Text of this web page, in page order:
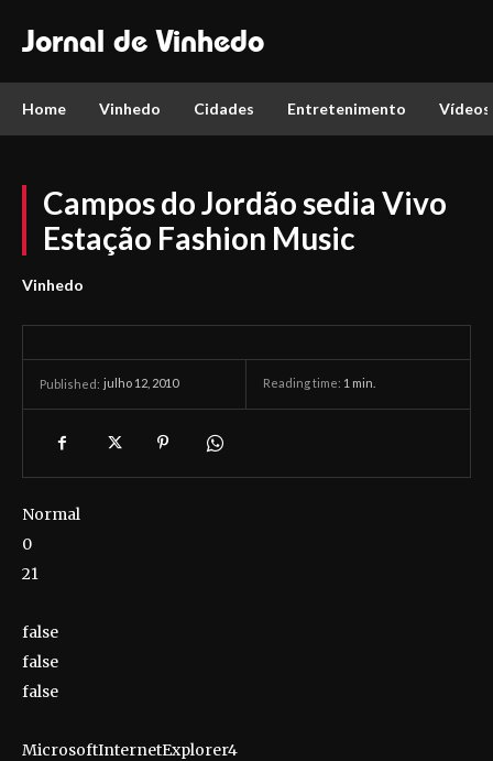
Jornal de Vinhedo
Home Vinhedo Cidades Entretenimento Vídeos
Campos do Jordão sedia Vivo
Estação Fashion Music
Vinhedo
Published: julho 12, 2010 Reading time: 1 min.
Normal
0
21
false
false
false
MicrosoftInternetExplorer4